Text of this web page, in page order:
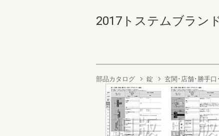
2017トステムブラン
部品カタログ 錠 玄関･店舗･勝手口